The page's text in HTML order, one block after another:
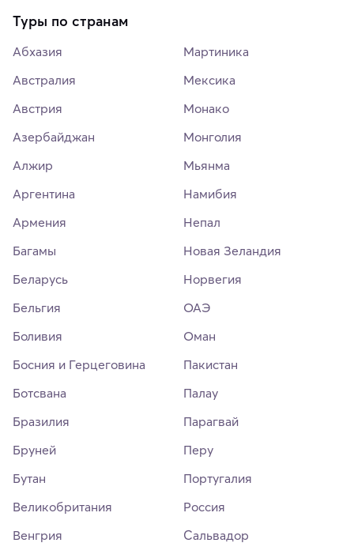
Туры по странам
Абхазия
Австралия
Австрия
Азербайджан
Алжир
Аргентина
Армения
Багамы
Беларусь
Бельгия
Боливия
Босния и Герцеговина
Ботсвана
Бразилия
Бруней
Бутан
Великобритания
Венгрия
Мартиника
Мексика
Монако
Монголия
Мьянма
Намибия
Непал
Новая Зеландия
Норвегия
ОАЭ
Оман
Пакистан
Палау
Парагвай
Перу
Португалия
Россия
Сальвадор